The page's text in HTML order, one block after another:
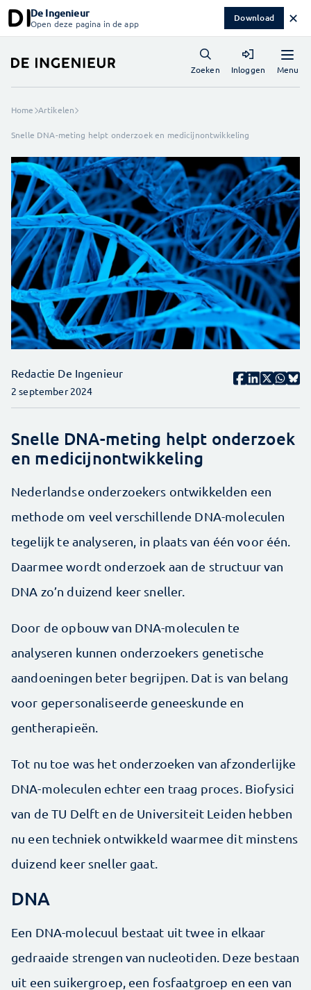
De Ingenieur
Open deze pagina in de app Download ✕
Menu
Zoeken Inloggen
Home Artikelen
Snelle DNA-meting helpt onderzoek en medicijnontwikkeling
Redactie De Ingenieur
2 september 2024
Snelle DNA-meting helpt onderzoek
en medicijnontwikkeling
Nederlandse onderzoekers ontwikkelden een
methode om veel verschillende DNA-moleculen
tegelijk te analyseren, in plaats van één voor één.
Daarmee wordt onderzoek aan de structuur van
DNA zo’n duizend keer sneller.
Door de opbouw van DNA-moleculen te
analyseren kunnen onderzoekers genetische
aandoeningen ­beter begrijpen. Dat is van belang
voor gepersonaliseerde geneeskunde en
gentherapieën.
Tot nu toe was het onderzoeken van afzonderlijke
DNA-moleculen echter een traag proces. Biofysici
van de TU Delft en de Universiteit Leiden hebben
nu een techniek ontwikkeld waarmee dit minstens
duizend keer sneller gaat.
DNA
Een DNA-molecuul bestaat uit twee in elkaar
gedraaide strengen van nucleotiden. Deze bestaan
uit een suikergroep, een fosfaatgroep en een van